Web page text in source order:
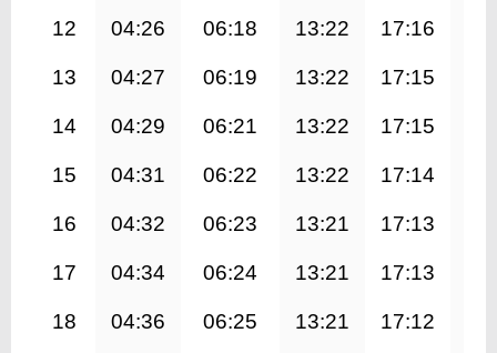
12 04:26 06:18 13:22 17:16
13 04:27 06:19 13:22 17:15
14 04:29 06:21 13:22 17:15
15 04:31 06:22 13:22 17:14
16 04:32 06:23 13:21 17:13
17 04:34 06:24 13:21 17:13
18 04:36 06:25 13:21 17:12